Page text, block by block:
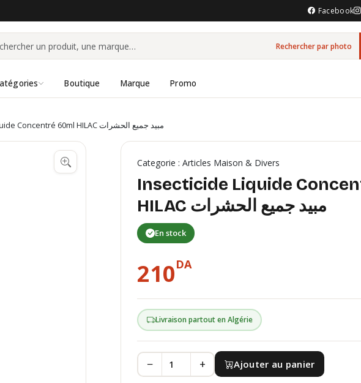
Facebook
Rechercher par photo
Boutique Marque Promo
Insecticide Liquide Concentré 60ml HILAC مبيد جميع الحشرات
Categorie : Articles Maison & Divers
Insecticide Liquide
HILAC مبيد جميع الحشرات
En stock
210DA
Livraison partout en Algérie
− + Ajouter au panier